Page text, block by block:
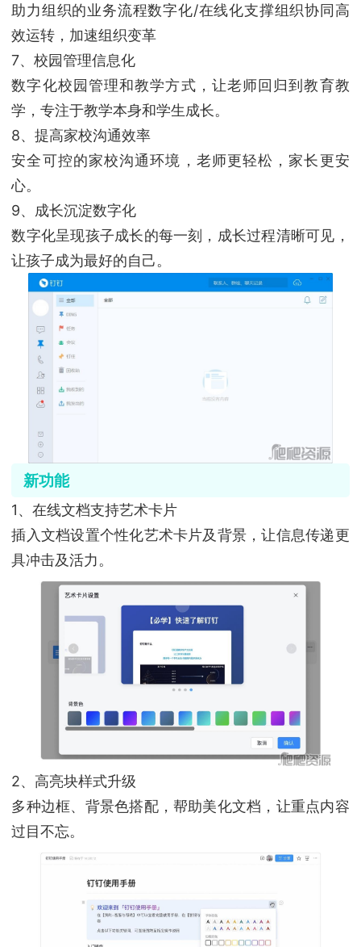
助力组织的业务流程数字化/在线化支撑组织协同高
效运转，加速组织变革
7、校园管理信息化
数字化校园管理和教学方式，让老师回归到教育教
学，专注于教学本身和学生成长。
8、提高家校沟通效率
安全可控的家校沟通环境，老师更轻松，家长更安
心。
9、成长沉淀数字化
数字化呈现孩子成长的每一刻，成长过程清晰可见，
让孩子成为最好的自己。
新功能
1、在线文档支持艺术卡片
插入文档设置个性化艺术卡片及背景，让信息传递更
具冲击及活力。
2、高亮块样式升级
多种边框、背景色搭配，帮助美化文档，让重点内容
过目不忘。